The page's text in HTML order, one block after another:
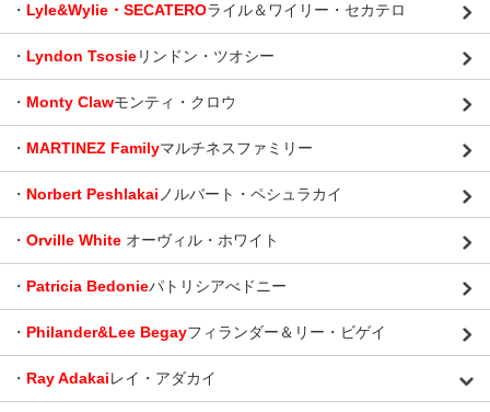
・ Lyle&Wylie・SECATEROライル＆ワイリー・セカテロ
・ Lyndon Tsosieリンドン・ツオシー
・ Monty Clawモンティ・クロウ
・ MARTINEZ Familyマルチネスファミリー
・ Norbert Peshlakai ノルバート・ペシュラカイ
・ Orville White オーヴィル・ホワイト
・ Patricia Bedonieパトリシアべドニー
・ Philander&Lee Begayフィランダー＆リー・ビゲイ
・ Ray Adakaiレイ・アダカイ